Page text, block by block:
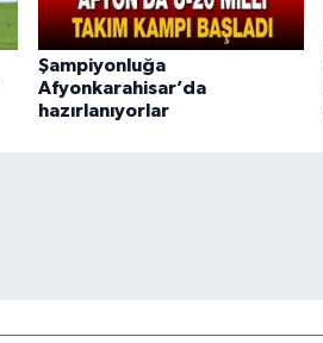
Şampiyonluğa
Afyonkarahisar’da
hazırlanıyorlar